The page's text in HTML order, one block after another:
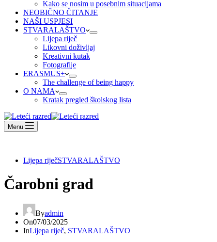
Kako se nosim u posebnim situacijama
NEOBIČNO ČITANJE
NAŠI USPJESI
STVARALAŠTVO
Lijepa riječ
Likovni doživljaj
Kreativni kutak
Fotografije
ERASMUS+
The challenge of being happy
O NAMA
Kratak pregled školskog lista
Menu
Lijepa riječSTVARALAŠTVO
Čarobni grad
Byadmin
On07/03/2025
InLijepa riječ, STVARALAŠTVO